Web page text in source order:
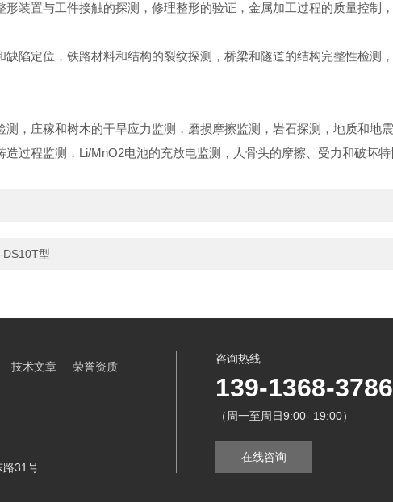
装置与工件接触的探测，修理整形的验证，金属加工过程的质量控制
陷定位，铁路材料和结构的裂纹探测，桥梁和隧道的结构完整性检测
，庄稼和树木的干旱应力监测，磨损摩擦监测，岩石探测，地质和地
过程监测，Li/MnO2电池的充放电监测，人骨头的摩擦、受力和破坏特
型
技术文章 荣誉资质
路31号
咨询热线
139-1368-3786
（周一至周日9:00- 19:00）
在线咨询